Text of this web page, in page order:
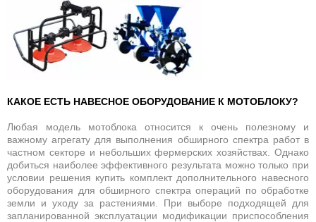
КАКОЕ ЕСТЬ НАВЕСНОЕ ОБОРУДОВАНИЕ К МОТОБЛОКУ?
Любая модель мотоблока относится к очень полезному и
важному агрегату для выполнения обширного спектра работ в
частном секторе и небольших фермерских хозяйствах. Однако
добиться наиболее эффективного результата можно только при
условии решения купить комплект дополнительного навесного
оборудования для обширного спектра операций по обработке
земли и уходу за растениями. При выборе подходящей для
запланированной эксплуатации модификации приспособления